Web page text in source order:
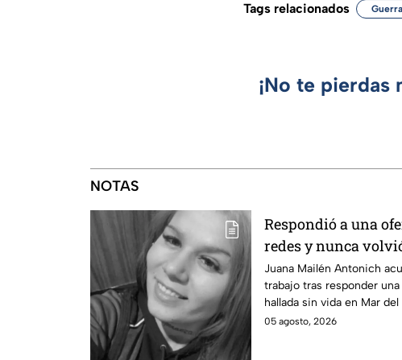
Tags relacionados
¡No te
NOTAS
Respondió a una
redes y nunca
del feminicidio de
Antonich
Juana Mailén Antonich
trabajo tras responder
hallada sin vida en Mar del
detenidos por feminicidio.
05 agosto, 2026